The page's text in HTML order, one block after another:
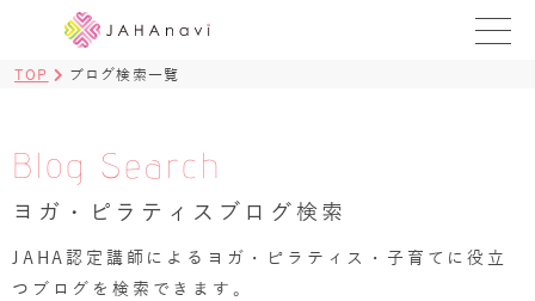
BLOG
ヨガ資格講座 ›
TOP ブログ検索一覧
Blog Search
ヨガ・ピラティスブログ検索
JAHA認定講師によるヨガ・ピラティス・子育てに役立
つブログを検索できます。